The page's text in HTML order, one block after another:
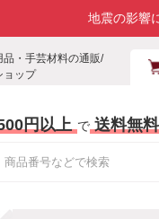
地震の影響
・手芸材料の通販/
ョップ
円以上 で 送料無料